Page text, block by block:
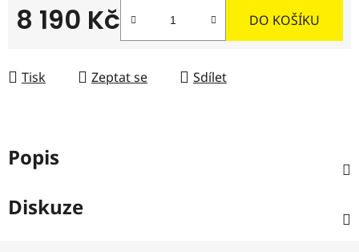
8 190 Kč DO KOŠÍKU
Tisk Zeptat se Sdílet
Popis
Diskuze